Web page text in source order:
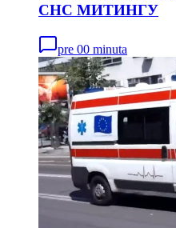
СНС МИТИНГУ
pre 00 minuta